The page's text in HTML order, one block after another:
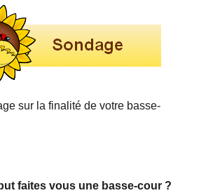
sur la finalité de votre basse-
faites vous une basse-cour ?